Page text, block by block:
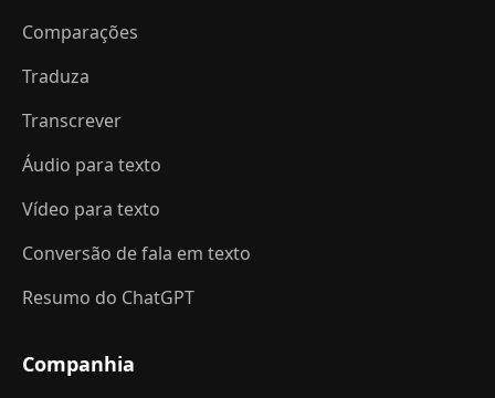
Comparações
Traduza
Transcrever
Áudio para texto
Vídeo para texto
Conversão de fala em texto
Resumo do ChatGPT
Companhia